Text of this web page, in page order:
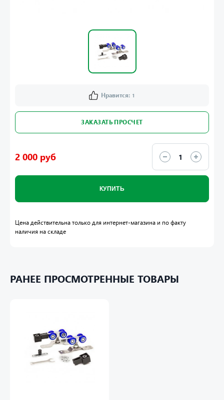
Нравится: 1
ЗАКАЗАТЬ ПРОСЧЕТ
2 000 руб
КУПИТЬ
Цена действительна только для интернет-магазина и по факту
наличия на складе
РАНЕЕ ПРОСМОТРЕННЫЕ ТОВАРЫ